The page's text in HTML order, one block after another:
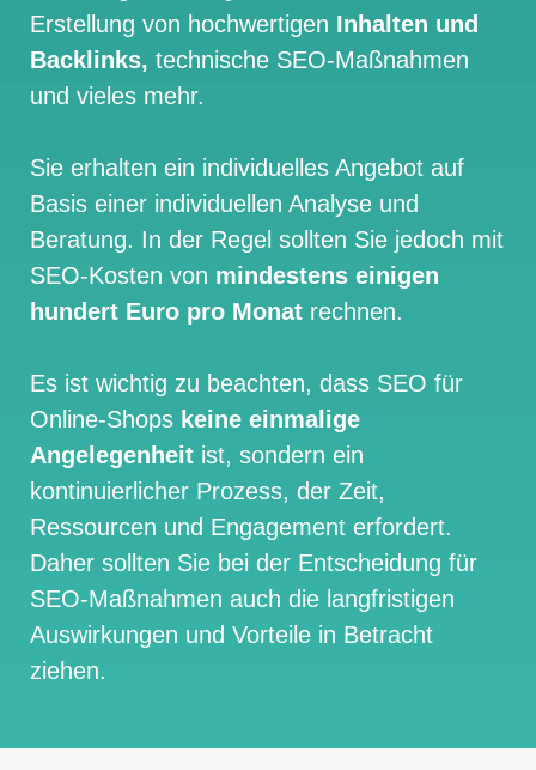
Erstellung von hochwertigen Inhalten und
Backlinks, technische SEO-Maßnahmen
und vieles mehr.
Sie erhalten ein individuelles Angebot auf
Basis einer individuellen Analyse und
Beratung. In der Regel sollten Sie jedoch mit
SEO-Kosten von mindestens einigen
hundert Euro pro Monat rechnen.
Es ist wichtig zu beachten, dass SEO für
Online-Shops keine einmalige
Angelegenheit ist, sondern ein
kontinuierlicher Prozess, der Zeit,
Ressourcen und Engagement erfordert.
Daher sollten Sie bei der Entscheidung für
SEO-Maßnahmen auch die langfristigen
Auswirkungen und Vorteile in Betracht
ziehen.